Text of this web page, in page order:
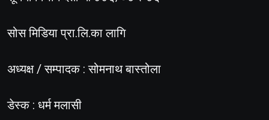
सोस मिडिया प्रा.लि.का लागि
अध्यक्ष / सम्पादक : सोमनाथ बास्तोला
डेस्क : धर्म मलासी